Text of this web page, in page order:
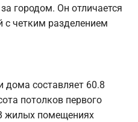
городом. Он отличается
с четким разделением
составляет 60.8
потолков первого
жилых помещениях